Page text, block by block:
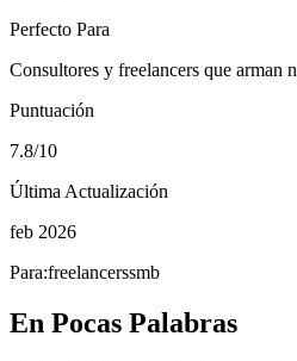
Perfecto Para
Consultores y freelancers que
Puntuación
7.8/10
Última Actualización
feb 2026
Para:freelancerssmb
En Pocas Palabras